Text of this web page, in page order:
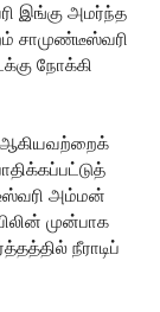
இங்கு அமர்ந்த
சாமுண்டீஸ்வரி
நோக்கி
அம்மன்
முன்பாக
நீராடிப்